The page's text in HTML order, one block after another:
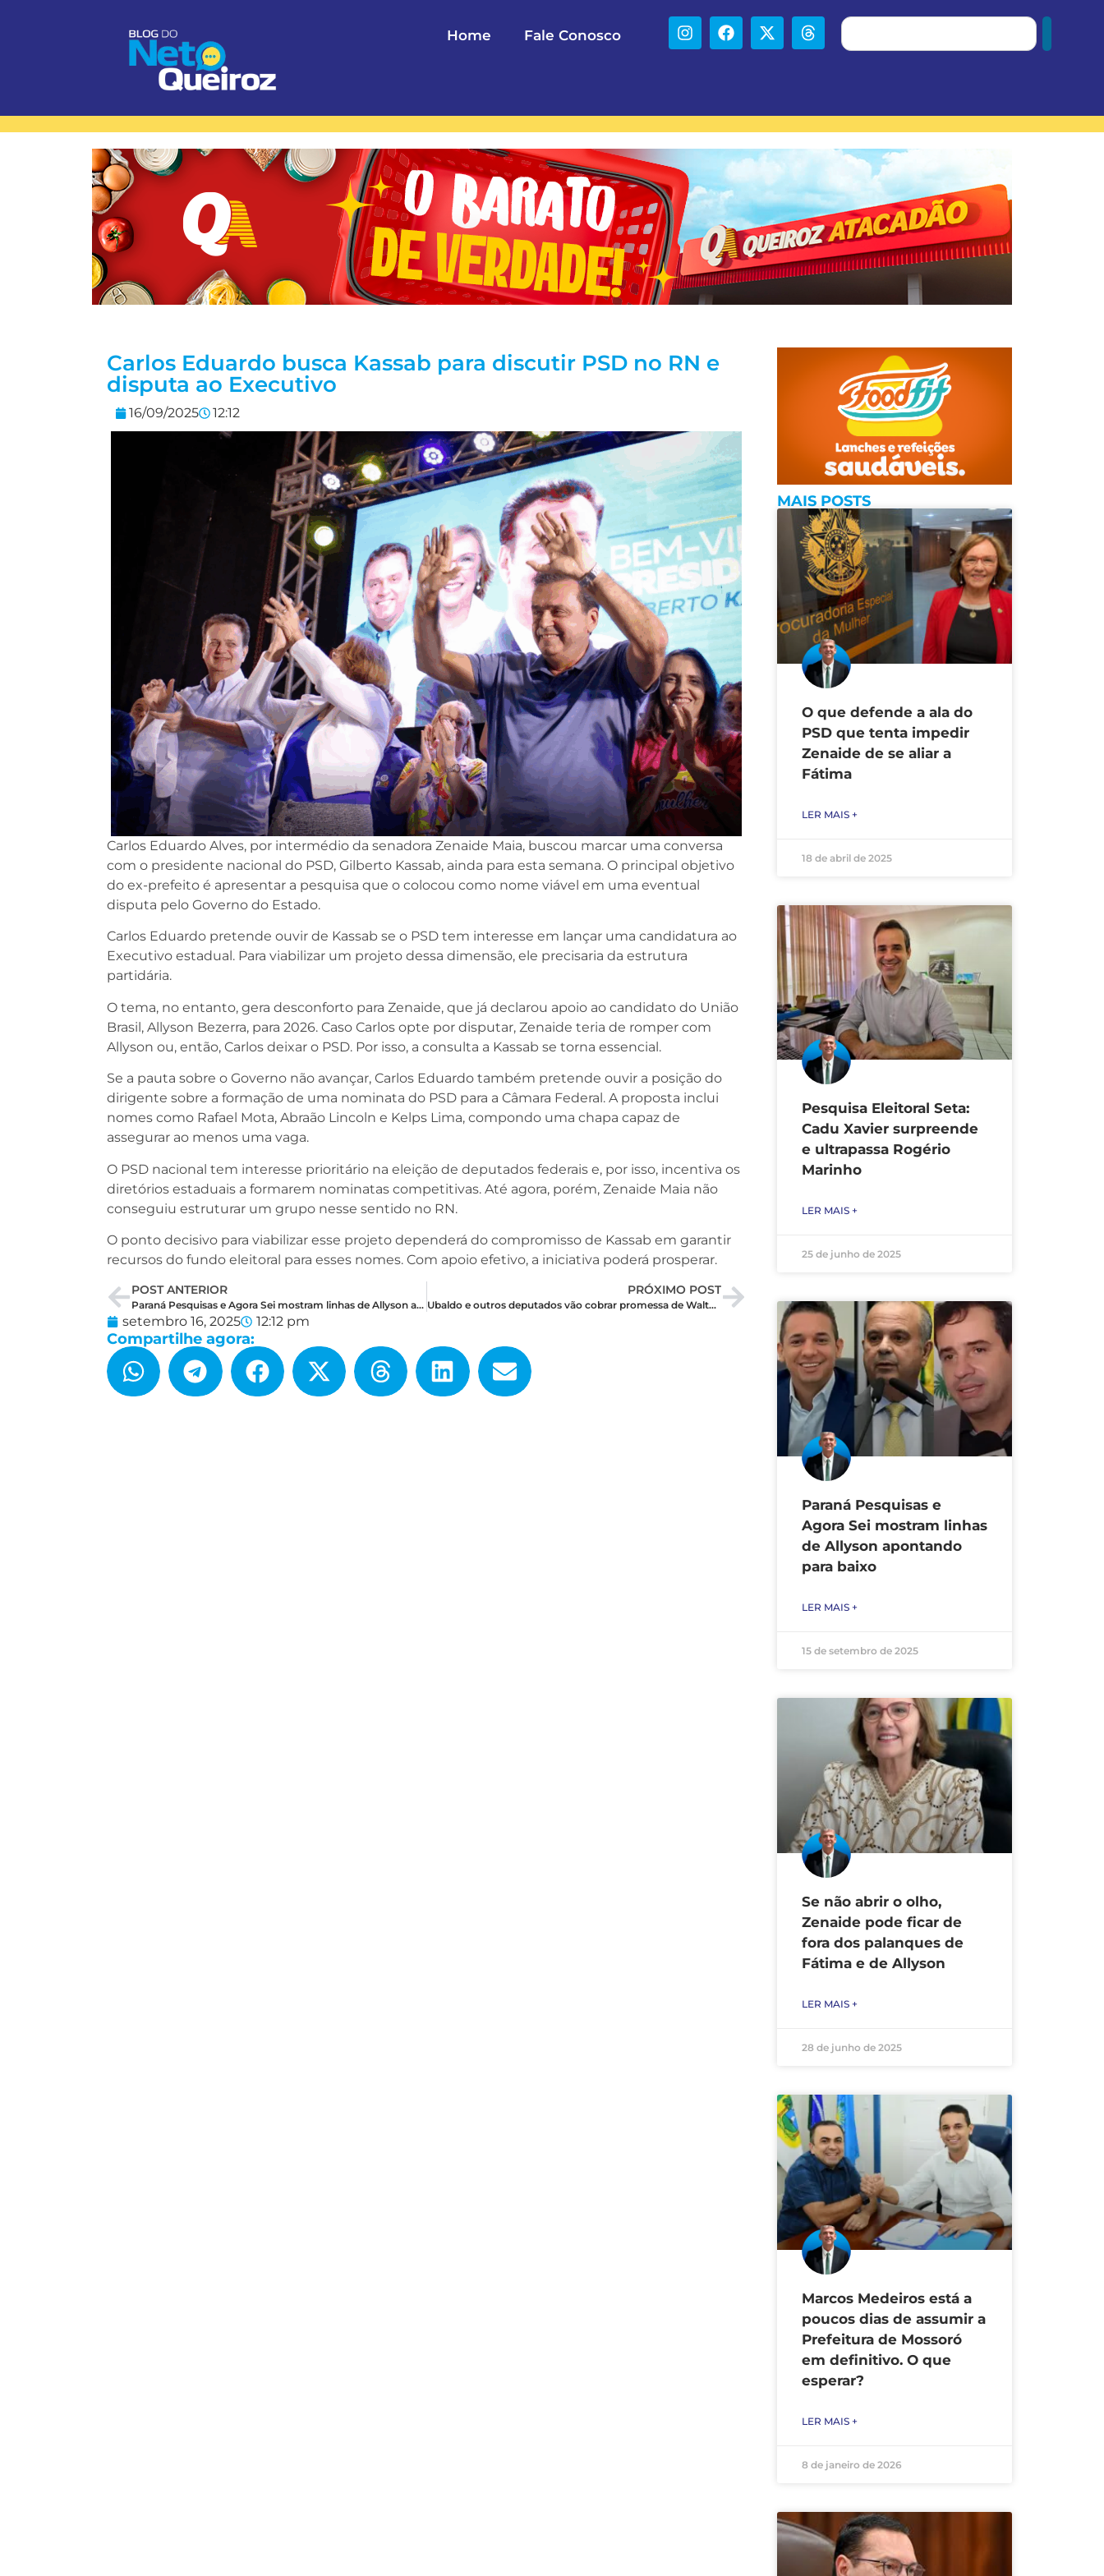
Home Fale Conosco
Carlos Eduardo busca Kassab para discutir PSD no RN e
disputa ao Executivo
16/09/2025 12:12
Carlos Eduardo Alves, por intermédio da senadora Zenaide Maia, buscou marcar uma conversa
com o presidente nacional do PSD, Gilberto Kassab, ainda para esta semana. O principal objetivo
do ex-prefeito é apresentar a pesquisa que o colocou como nome viável em uma eventual
disputa pelo Governo do Estado.
Carlos Eduardo pretende ouvir de Kassab se o PSD tem interesse em lançar uma candidatura ao
Executivo estadual. Para viabilizar um projeto dessa dimensão, ele precisaria da estrutura
partidária.
O tema, no entanto, gera desconforto para Zenaide, que já declarou apoio ao candidato do União
Brasil, Allyson Bezerra, para 2026. Caso Carlos opte por disputar, Zenaide teria de romper com
Allyson ou, então, Carlos deixar o PSD. Por isso, a consulta a Kassab se torna essencial.
Se a pauta sobre o Governo não avançar, Carlos Eduardo também pretende ouvir a posição do
dirigente sobre a formação de uma nominata do PSD para a Câmara Federal. A proposta inclui
nomes como Rafael Mota, Abraão Lincoln e Kelps Lima, compondo uma chapa capaz de
assegurar ao menos uma vaga.
O PSD nacional tem interesse prioritário na eleição de deputados federais e, por isso, incentiva os
diretórios estaduais a formarem nominatas competitivas. Até agora, porém, Zenaide Maia não
conseguiu estruturar um grupo nesse sentido no RN.
O ponto decisivo para viabilizar esse projeto dependerá do compromisso de Kassab em garantir
recursos do fundo eleitoral para esses nomes. Com apoio efetivo, a iniciativa poderá prosperar.
POST ANTERIOR
Paraná Pesquisas e Agora Sei mostram linhas de Allyson apontando para baixo
PRÓXIMO POST
Ubaldo e outros deputados vão cobrar promessa de Walter antes de entrarem no MDB
setembro 16, 2025 12:12 pm
Compartilhe agora:
MAIS POSTS
O que defende a ala do
PSD que tenta impedir
Zenaide de se aliar a
Fátima
LER MAIS +
18 de abril de 2025
Pesquisa Eleitoral Seta:
Cadu Xavier surpreende
e ultrapassa Rogério
Marinho
LER MAIS +
25 de junho de 2025
Paraná Pesquisas e
Agora Sei mostram linhas
de Allyson apontando
para baixo
LER MAIS +
15 de setembro de 2025
Se não abrir o olho,
Zenaide pode ficar de
fora dos palanques de
Fátima e de Allyson
LER MAIS +
28 de junho de 2025
Marcos Medeiros está a
poucos dias de assumir a
Prefeitura de Mossoró
em definitivo. O que
esperar?
LER MAIS +
8 de janeiro de 2026